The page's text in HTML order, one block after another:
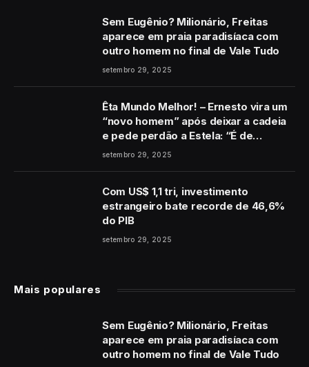
Sem Eugênio? Milionário, Freitas
aparece em praia paradisíaca com
outro homem no final de Vale Tudo
setembro 29, 2025
Êta Mundo Melhor! – Ernesto vira um
“novo homem” após deixar a cadeia
e pede perdão a Estela: “É de
coração”
setembro 29, 2025
Com US$ 1,1 tri, investimento
estrangeiro bate recorde de 46,6%
do PIB
setembro 29, 2025
Mais populares
Sem Eugênio? Milionário, Freitas
aparece em praia paradisíaca com
outro homem no final de Vale Tudo